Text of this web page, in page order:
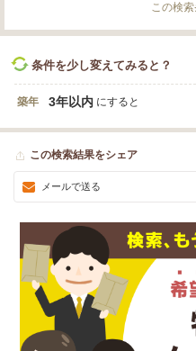
この検
条件を少し変えてみると？
築年 3年以内 にすると
この検索結果をシェア
メールで送る